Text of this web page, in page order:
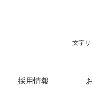
文字
採用情報